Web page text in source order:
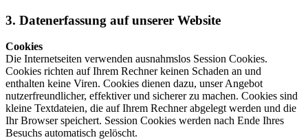
3. Datenerfassung auf unserer Website
Cookies
Die Internetseiten verwenden ausnahmslos Session Cookies.
Cookies richten auf Ihrem Rechner keinen Schaden an und
enthalten keine Viren. Cookies dienen dazu, unser Angebot
nutzerfreundlicher, effektiver und sicherer zu machen. Cookies sind
kleine Textdateien, die auf Ihrem Rechner abgelegt werden und die
Ihr Browser speichert. Session Cookies werden nach Ende Ihres
Besuchs automatisch gelöscht.